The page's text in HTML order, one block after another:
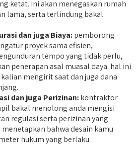
ketat. ini akan menegaskan rumah
lama, serta terlindung bakal
dan juga Biaya:pemborong
proyek sama efisien,
tempo yang tidak perlu,
penerapan asal muasal daya. hal ini
mengirit saat dan juga dana
dan juga Perizinan:kontraktor
bakal menolong anda mengisi
regulasi serta perizinan yang
bahwa desain kamu
hukum yang berlaku.